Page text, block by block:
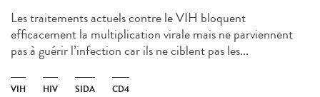
Les traitements actuels contre le VIH bloquent
efficacement la multiplication virale mais ne parviennent
pas à guérir l’infection car ils ne ciblent pas les...
VIH HIV SIDA CD4